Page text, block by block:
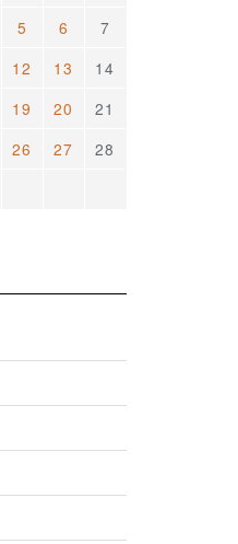
5 6
7
12 13
14
19 20
21
26 27
28